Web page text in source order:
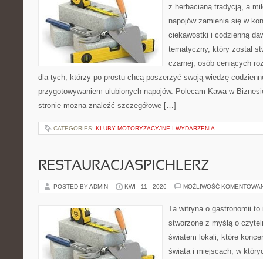
z herbacianą tradycją, a
napojów zamienia się w
ciekawostki i codzienną
tematyczny, który został
czarnej, osób ceniących
dla tych, którzy po prostu chcą poszerzyć swoją wiedzę
przygotowywaniem ulubionych napojów. Polecam Kawa w
stronie można znaleźć szczegółowe […]
CATEGORIES: KLUBY MOTORYZACYJNE I WYDARZENIA
RESTAURACJASPICHLERZ
POSTED BY ADMIN KWI - 11 - 2026 MOŻLIWOŚĆ
Ta witryna o gastronomii
stworzone z myślą o
światem lokali, które
świata i miejscach, w